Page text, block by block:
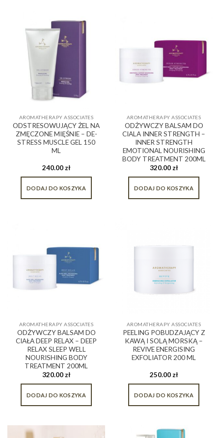
AROMATHERAPY ASSOCIATES
ODSTRESOWUJĄCY ŻEL NA
ZMĘCZONE MIĘŚNIE – DE-
STRESS MUSCLE GEL 150
ML
240.00zł
DODAJ DO KOSZYKA
AROMATHERAPY ASSOCIATES
ODŻYWCZY BALSAM DO
CIALA INNER STRENGTH –
INNER STRENGTH
EMOTIONAL NOURISHING
BODY TREATMENT 200ML
320.00zł
DODAJ DO KOSZYKA
AROMATHERAPY ASSOCIATES
ODŻYWCZY BALSAM DO
CIAŁA DEEP RELAX – DEEP
RELAX SLEEP WELL
NOURISHING BODY
TREATMENT 200ML
320.00 zł
DODAJ DO KOSZYKA
AROMATHERAPY ASSOCIATES
PEELING POBUDZAJĄCY Z
KAWĄ I SOLĄ MORSKĄ –
REVIVE ENERGISING
EXFOLIATOR 200 ML
250.00 zł
DODAJ DO KOSZYKA